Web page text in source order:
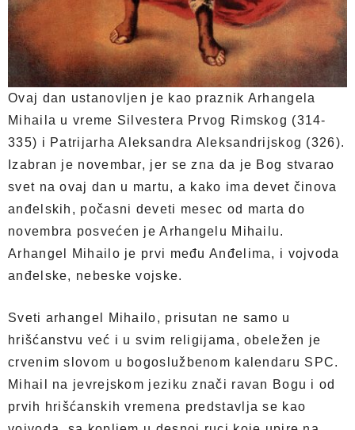
Ovaj dan ustanovljen je kao praznik Arhangela
Mihaila u vreme Silvestera Prvog Rimskog (314-
335) i Patrijarha Aleksandra Aleksandrijskog (326).
Izabran je novembar, jer se zna da je Bog stvarao
svet na ovaj dan u martu, a kako ima devet činova
anđelskih, počasni deveti mesec od marta do
novembra posvećen je Arhangelu Mihailu.
Arhangel Mihailo je prvi među Anđelima, i vojvoda
anđelske, nebeske vojske.
Sveti arhangel Mihailo, prisutan ne samo u
hrišćanstvu već i u svim religijama, obeležen je
crvenim slovom u bogoslužbenom kalendaru SPC.
Mihail na jevrejskom jeziku znači ravan Bogu i od
prvih hrišćanskih vremena predstavlja se kao